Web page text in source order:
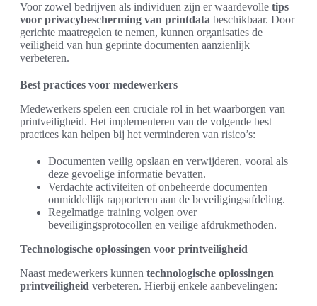
Voor zowel bedrijven als individuen zijn er waardevolle tips
voor privacybescherming van printdata beschikbaar. Door
gerichte maatregelen te nemen, kunnen organisaties de
veiligheid van hun geprinte documenten aanzienlijk
verbeteren.
Best practices voor medewerkers
Medewerkers spelen een cruciale rol in het waarborgen van
printveiligheid. Het implementeren van de volgende best
practices kan helpen bij het verminderen van risico’s:
Documenten veilig opslaan en verwijderen, vooral als
deze gevoelige informatie bevatten.
Verdachte activiteiten of onbeheerde documenten
onmiddellijk rapporteren aan de beveiligingsafdeling.
Regelmatige training volgen over
beveiligingsprotocollen en veilige afdrukmethoden.
Technologische oplossingen voor printveiligheid
Naast medewerkers kunnen technologische oplossingen
printveiligheid verbeteren. Hierbij enkele aanbevelingen: